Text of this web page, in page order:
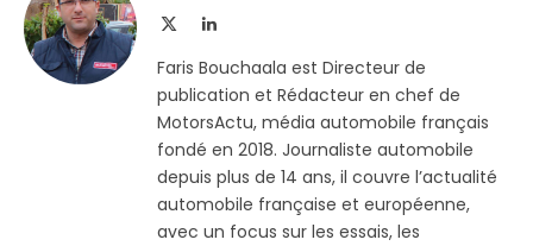
LinkedIn
Faris Bouchaala est Directeur de
publication et Rédacteur en chef de
MotorsActu, média automobile français
fondé en 2018. Journaliste automobile
depuis plus de 14 ans, il couvre l’actualité
automobile française et européenne,
avec un focus sur les essais, les